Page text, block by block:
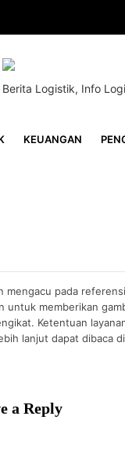
Berita Logistik, Info
KEUANGAN
pada
memberikan
Ketentuan
lanjut dapat dibaca di
a Reply